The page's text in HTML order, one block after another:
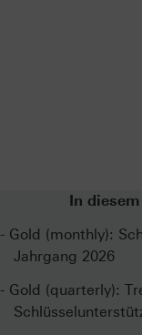
In
- Gold (monthly):
Jahrgang 2026
- Gold (quarterly):